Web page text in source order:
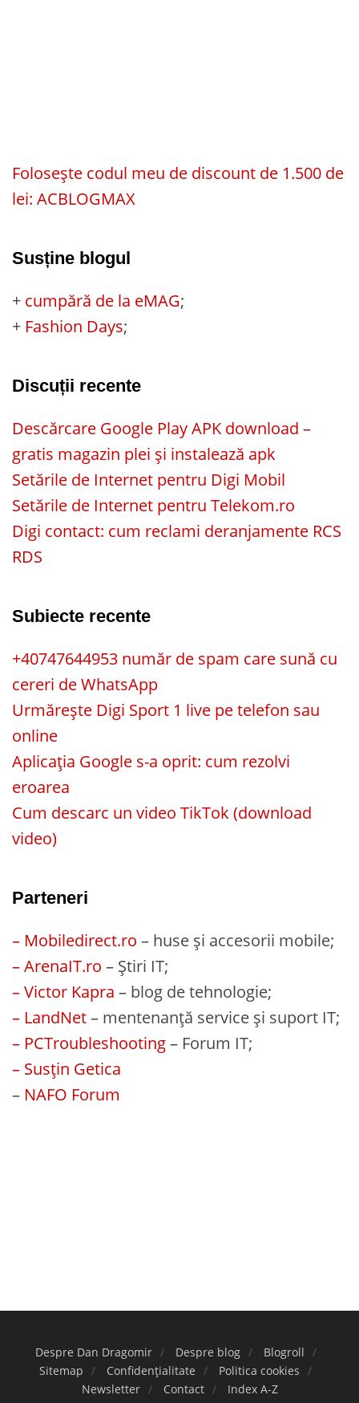
Folosește codul meu de discount de 1.500 de
lei: ACBLOGMAX
Susține blogul
+ cumpără de la eMAG;
+ Fashion Days;
Discuții recente
Descărcare Google Play APK download –
gratis magazin plei și instalează apk
Setările de Internet pentru Digi Mobil
Setările de Internet pentru Telekom.ro
Digi contact: cum reclami deranjamente RCS
RDS
Subiecte recente
+40747644953 număr de spam care sună cu
cereri de WhatsApp
Urmărește Digi Sport 1 live pe telefon sau
online
Aplicația Google s-a oprit: cum rezolvi
eroarea
Cum descarc un video TikTok (download
video)
Parteneri
– Mobiledirect.ro – huse și accesorii mobile;
– ArenaIT.ro – Știri IT;
– Victor Kapra – blog de tehnologie;
– LandNet– mentenanță service și suport IT;
– PCTroubleshooting– Forum IT;
– Susțin Getica
– NAFO Forum
Despre Dan Dragomir Despre blog
Blogroll
Sitemap
Confidențialitate
Politica cookies
Newsletter
Contact Index A-Z